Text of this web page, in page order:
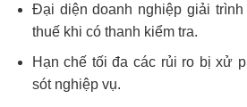
Đại diện doanh nghiệp giải
thuế khi có thanh kiểm tra.
Hạn chế tối đa các rủi ro bị xử
sót nghiệp vụ.